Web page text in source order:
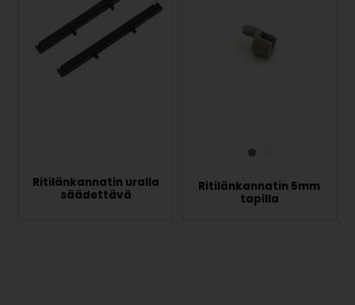
Ritilänkannatin uralla
säädettävä
Ritilänkannatin 5mm
tapilla